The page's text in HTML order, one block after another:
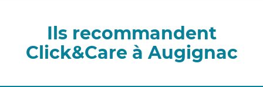
Ils recommandent
Click&Care à Augignac